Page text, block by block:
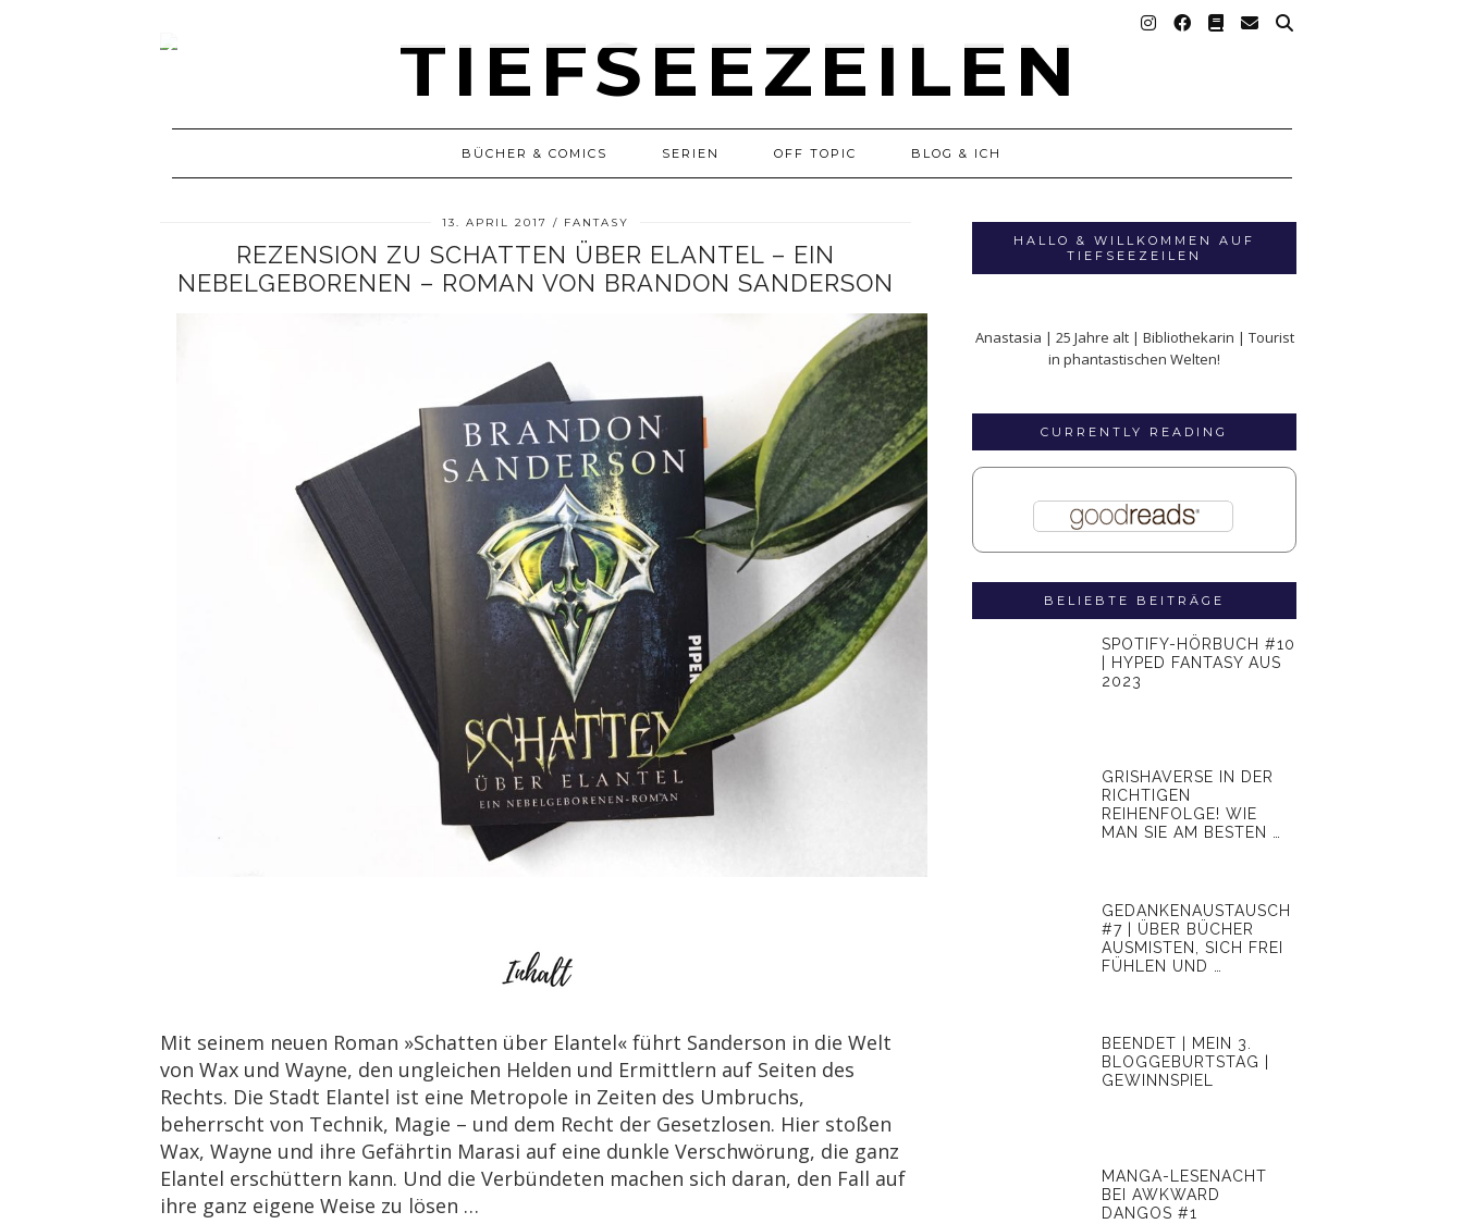
BÜCHER & COMICS SERIEN OFF TOPIC BLOG & ICH
13. APRIL 2017 FANTASY
REZENSION ZU SCHATTEN ÜBER ELANTEL – EIN
NEBELGEBORENEN – ROMAN VON BRANDON SANDERSON
Mit seinem neuen Roman »Schatten über Elantel« führt Sanderson in die Welt
von Wax und Wayne, den ungleichen Helden und Ermittlern auf Seiten des
Rechts. Die Stadt Elantel ist eine Metropole in Zeiten des Umbruchs,
beherrscht von Technik, Magie – und dem Recht der Gesetzlosen. Hier stoßen
Wax, Wayne und ihre Gefährtin Marasi auf eine dunkle Verschwörung, die ganz
Elantel erschüttern kann. Und die Verbündeten machen sich daran, den Fall auf
ihre ganz eigene Weise zu lösen …
HALLO & WILLKOMMEN AUF
TIEFSEEZEILEN
Anastasia | 25 Jahre alt | Bibliothekarin | Tourist
in phantastischen Welten!
CURRENTLY READING
BELIEBTE BEITRÄGE
SPOTIFY-HÖRBUCH #10
| HYPED FANTASY AUS
2023
GRISHAVERSE IN DER
RICHTIGEN
REIHENFOLGE! WIE
MAN SIE AM BESTEN …
GEDANKENAUSTAUSCH
#7 | ÜBER BÜCHER
AUSMISTEN, SICH FREI
FÜHLEN UND …
BEENDET | MEIN 3.
BLOGGEBURTSTAG |
GEWINNSPIEL
MANGA-LESENACHT
BEI AWKWARD
DANGOS #1